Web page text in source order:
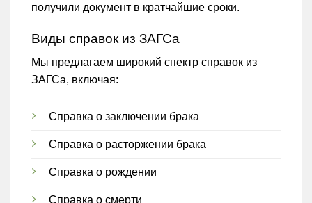
получили документ в кратчайшие сроки.
Виды справок из ЗАГСа
Мы предлагаем широкий спектр справок из
ЗАГСа, включая:
Справка о заключении брака
Справка о расторжении брака
Справка о рождении
Справка о смерти